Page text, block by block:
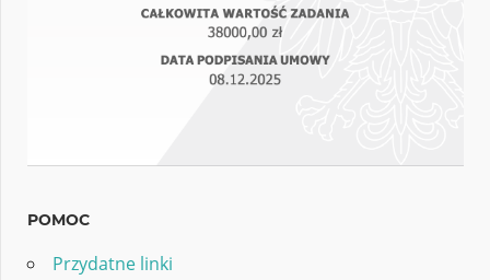
POMOC
Przydatne linki